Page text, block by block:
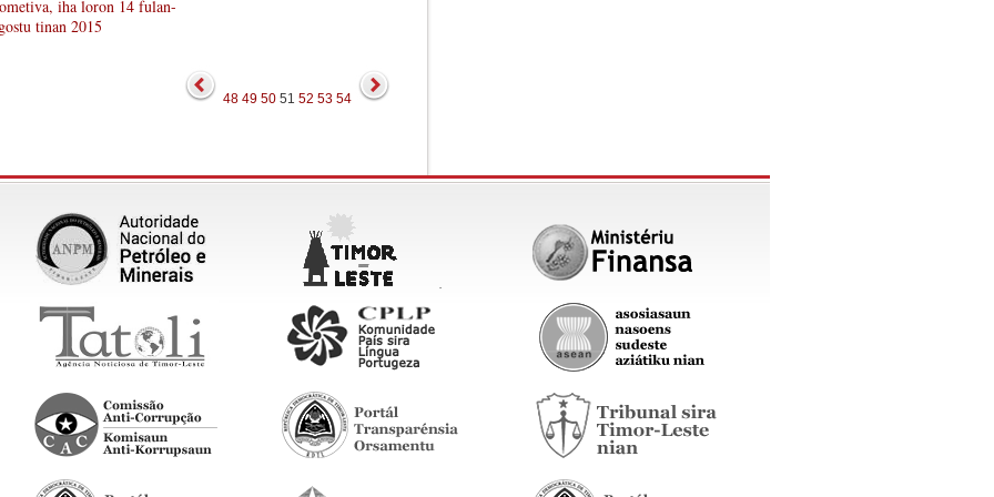
iha loron 14 fulan-
tinan 2015
48 49 50 51 52 53 54